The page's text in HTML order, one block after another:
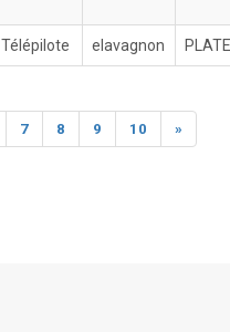
Télépilote elavagnon
7 8 9 10 »